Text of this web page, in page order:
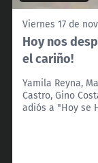
Viernes 17 de
Hoy nos
el cariño!
Yamila Reyna,
Castro, Gino
adiós a "Hoy se